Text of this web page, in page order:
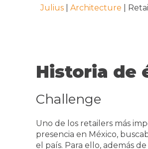
Julius Architecture
Historia de
Challenge
Uno de los retailers más
presencia en México,
el país. Para ello, además